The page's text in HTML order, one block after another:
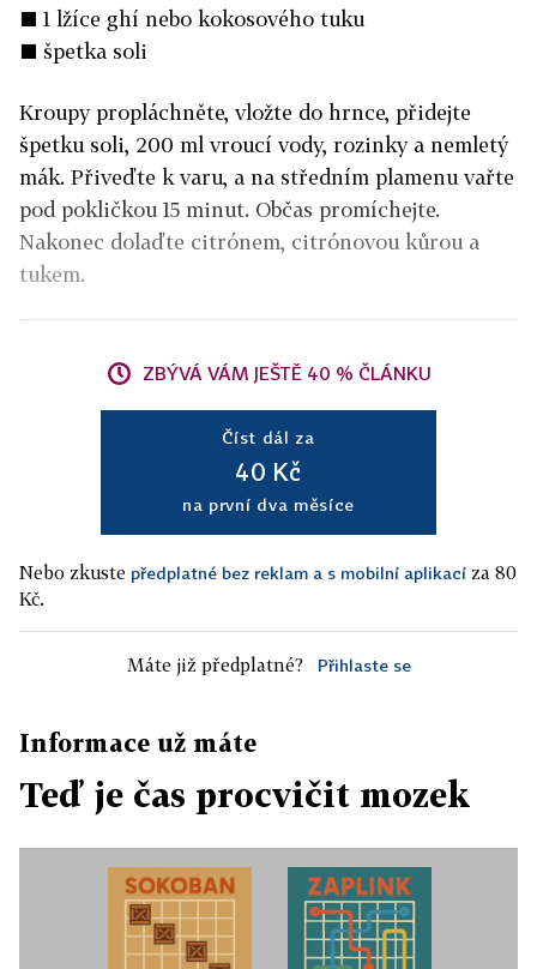
■ 1 lžíce ghí nebo kokosového tuku
■ špetka soli
Kroupy propláchněte, vložte do hrnce, přidejte
špetku soli, 200 ml vroucí vody, rozinky a nemletý
mák. Přiveďte k varu, a na středním plamenu vařte
pod pokličkou 15 minut. Občas promíchejte.
Nakonec dolaďte citrónem, citrónovou kůrou a
tukem.
ZBÝVÁ VÁM JEŠTĚ 40 % ČLÁNKU
Číst dál za
40 Kč
na první dva měsíce
Nebo zkuste předplatné bez reklam a s mobilní aplikací za 80
Kč.
Máte již předplatné? Přihlaste se
Informace už máte
Teď je čas procvičit mozek